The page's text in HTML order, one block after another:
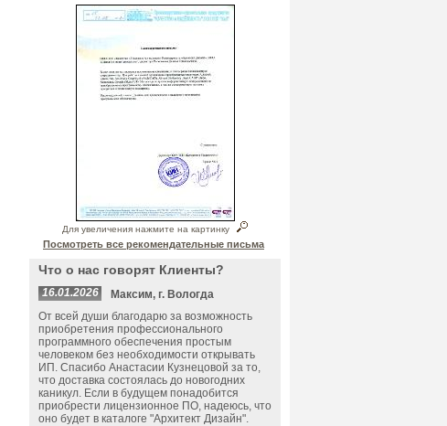
Для увеличения нажмите на картинку
Посмотреть все рекомендательные письма
Что о нас говорят Клиенты?
16.01.2026
Максим, г. Вологда
От всей души благодарю за возможность
приобретения профессионального
программного обеспечения простым
человеком без необходимости открывать
ИП. Спасибо Анастасии Кузнецовой за то,
что доставка состоялась до новогодних
каникул. Если в будущем понадобится
приобрести лицензионное ПО, надеюсь, что
оно будет в каталоге "Архитект Дизайн".